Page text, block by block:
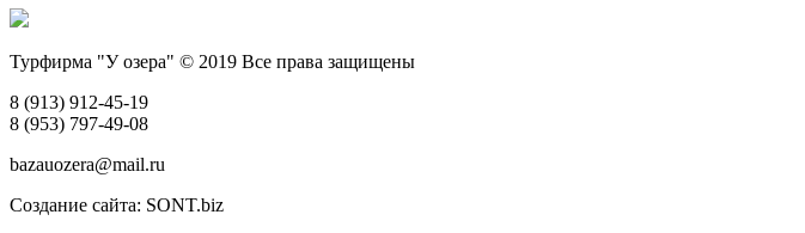
Турфирма "У озера" © 2019 Все права защищены
8 (913) 912-45-19
8 (953) 797-49-08
bazauozera@mail.ru
Создание сайта: SONT.biz